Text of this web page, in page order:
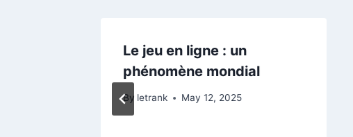
Le jeu en ligne : un
phénomène mondial
By letrank May 12, 2025